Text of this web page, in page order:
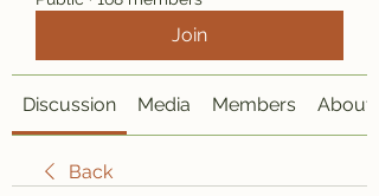
Join
Discussion Media Members About
Back